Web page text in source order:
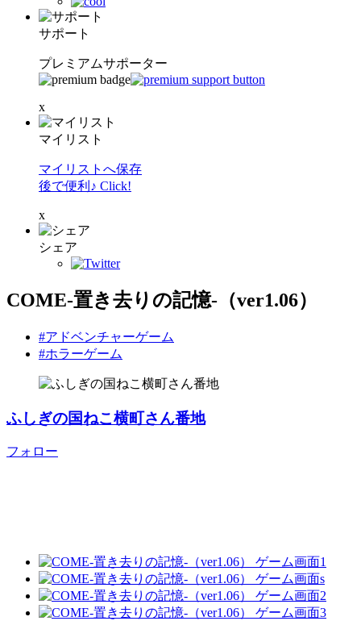
サポート
プレミアムサポーター
x
マイリスト
マイリストへ保存
後で便利♪ Click!
x
シェア
COME-置き去りの記憶-（ver1.06）
#アドベンチャーゲーム
#ホラーゲーム
ふしぎの国ねこ横町さん番地
フォロー